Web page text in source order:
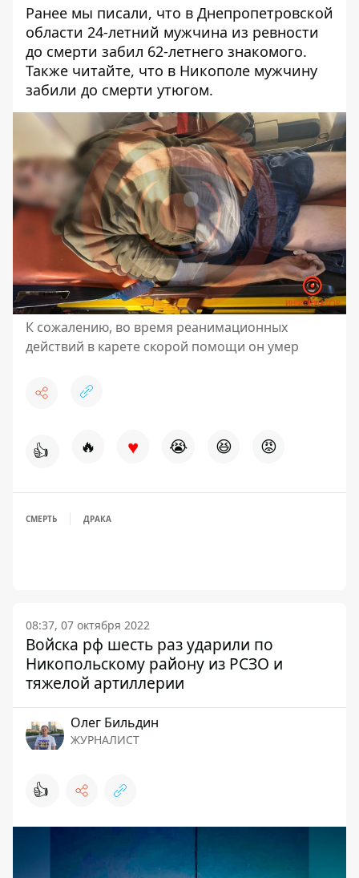
Ранее мы писали, что в Днепропетровской
области 24-летний мужчина из ревности
до смерти забил 62-летнего знакомого.
Также читайте, что в Никополе мужчину
забили до смерти утюгом.
К сожалению, во время реанимационных
действий в карете скорой помощи он умер
👍 🔥 ♥ 😭 😆 😡
СМЕРТЬ ДРАКА
08:37, 07 октября 2022
Войска рф шесть раз ударили по
Никопольскому району из РСЗО и
тяжелой артиллерии
Олег Бильдин
ЖУРНАЛИСТ
👍